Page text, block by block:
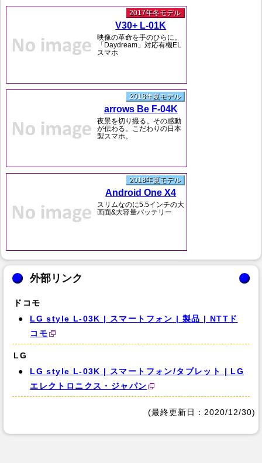
2017年冬モデル
V30+ L-01K
映像の革命を手のひらに。
「Daydream」対応有機EL
スマホ
2018年夏モデル
arrows Be F-04K
夜景を切り撮る。その感動
が伝わる。こだわりの日本
製スマホ。
2018年夏モデル
Android One X4
スリムなのに5.5インチの大
画面&大容量バッテリー
外部リンク
ドコモ
LG style L-03K | スマートフォン | 製品 | NTTド
コモ
LG
LG style L-03K | スマートフォン/タブレット | LG
エレクトロニクス・ジャパン
(最終更新日：2020/12/30)